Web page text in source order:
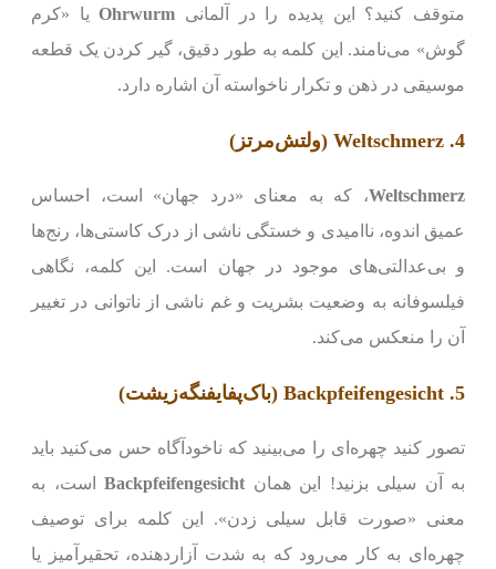
متوقف کنید؟ این پدیده را در آلمانی Ohrwurmیا «کرم
گوش» می‌نامند. این کلمه به طور دقیق، گیر کردن یک قطعه
موسیقی در ذهن و تکرار ناخواسته آن اشاره دارد.
4. Weltschmerz (ولتش‌مرتز)
Weltschmerz، که به معنای «درد جهان» است، احساس
عمیق اندوه، ناامیدی و خستگی ناشی از درک کاستی‌ها، رنج‌ها
و بی‌عدالتی‌های موجود در جهان است. این کلمه، نگاهی
فیلسوفانه به وضعیت بشریت و غم ناشی از ناتوانی در تغییر
آن را منعکس می‌کند.
5. Backpfeifengesicht (باک‌‌پفایفنگه‌زیشت)
تصور کنید چهره‌ای را می‌بینید که ناخودآگاه حس می‌کنید باید
به آن سیلی بزنید! این همان Backpfeifengesicht است، به
معنی «صورت قابل سیلی زدن». این کلمه برای توصیف
چهره‌ای به کار می‌رود که به شدت آزاردهنده، تحقیرآمیز یا